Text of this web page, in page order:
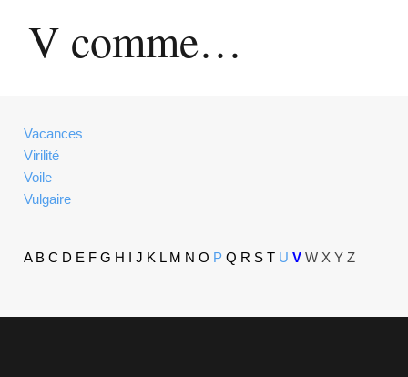
V comme…
Vacances
Virilité
Voile
Vulgaire
A B C D E F G H I J K L M N O P Q R S T U V W X Y Z